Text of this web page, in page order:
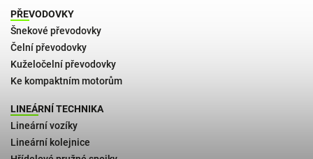
PŘEVODOVKY
Šnekové převodovky
Čelní převodovky
Kuželočelní převodovky
Ke kompaktním motorům
LINEÁRNÍ TECHNIKA
Lineární vozíky
Lineární kolejnice